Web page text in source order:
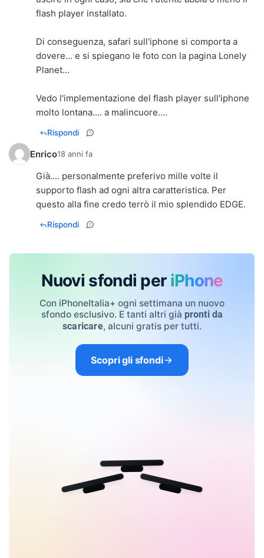
flash player installato.
Di conseguenza, safari sull'iphone si comporta a
dovere... e si spiegano le foto con la pagina Lonely
Planet...
Vedo l'implementazione del flash player sull'iphone
molto lontana.... a malincuore....
Rispondi
Enrico18 anni fa
Già.... personalmente preferivo mille volte il
supporto flash ad ogni altra caratteristica. Per
questo alla fine credo terrò il mio splendido EDGE.
Rispondi
Nuovi sfondi per iPhone
Con iPhoneItalia+ ogni settimana un nuovo
sfondo esclusivo. E tanti altri già pronti da
scaricare, alcuni gratis per tutti.
Scopri gli sfondi